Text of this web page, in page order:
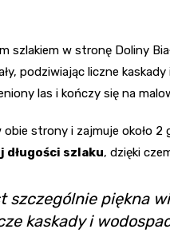
szlakiem w stronę Doliny
podziwiając liczne
las i kończy się na
obie strony i zajmuje około 2
długości szlaku, dzięki
szczególnie piękna
kaskady i